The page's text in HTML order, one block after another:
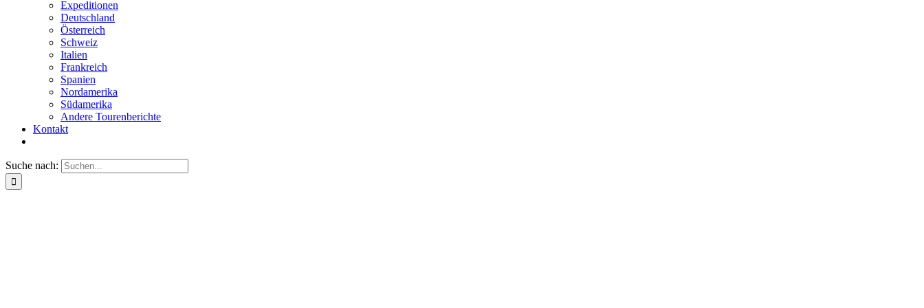
Expeditionen
Deutschland
Österreich
Schweiz
Italien
Frankreich
Spanien
Nordamerika
Südamerika
Andere Tourenberichte
Kontakt
Suche nach: